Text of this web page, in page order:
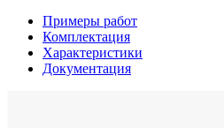
Примеры работ
Комплектация
Характеристики
Документация